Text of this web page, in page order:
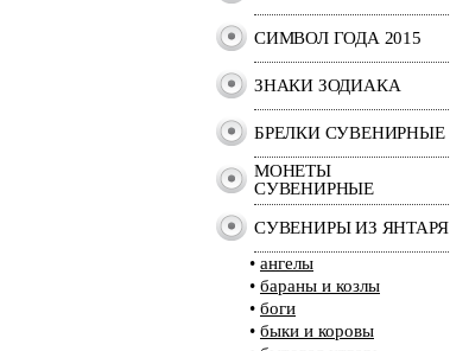
СИМВОЛ ГОДА 2015
ЗНАКИ ЗОДИАКА
БРЕЛКИ СУВЕНИРНЫЕ
МОНЕТЫ
СУВЕНИРНЫЕ
СУВЕНИРЫ ИЗ ЯНТАРЯ
• ангелы
• бараны и козлы
• боги
• быки и коровы